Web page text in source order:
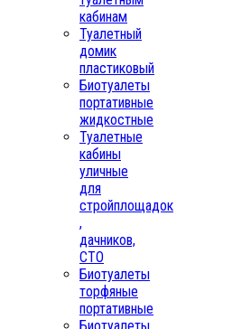
кабинам
Туалетный
домик
пластиковый
Биотуалеты
портативные
жидкостные
Туалетные
кабины
уличные
для
стройплощадок
,
дачников,
СТО
Биотуалеты
торфяные
портативные